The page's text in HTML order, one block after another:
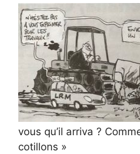
vous qu’il arriva ?
cotillons »